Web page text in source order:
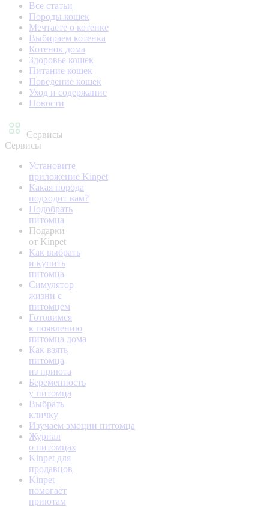
Все статьи
Породы кошек
Мечтаете о котенке
Выбираем котенка
Котенок дома
Здоровье кошек
Питание кошек
Поведение кошек
Уход и содержание
Новости
Сервисы
Сервисы
Установите
приложение Kinpet
Какая порода
подходит вам?
Подобрать
питомца
Подарки
от Kinpet
Как выбрать
и купить
питомца
Симулятор
жизни с
питомцем
Готовимся
к появлению
питомца дома
Как взять
питомца
из приюта
Беременность
у питомца
Выбрать
кличку
Изучаем эмоции питомца
Журнал
о питомцах
Kinpet для
продавцов
Kinpet
помогает
приютам